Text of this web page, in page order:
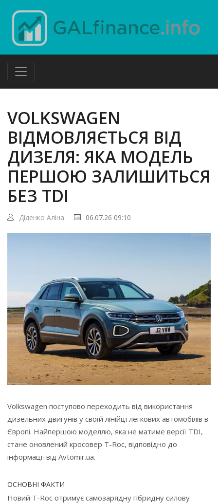
VOLKSWAGEN
ВІДМОВЛЯЄТЬСЯ ВІД
ДИЗЕЛЯ: ЯКА МОДЕЛЬ
ПЕРШОЮ ЗАЛИШИТЬСЯ
БЕЗ TDI
Діденко Аліна 06.07.26 09:10
Volkswagen поступово переходить від використання
дизельних двигунів у своїй лінійці легкових автомобілів в
Європі. Найпершою моделлю, яка не матиме версії TDI,
стане оновлений кросовер T-Roc, відповідно до
інформації від Avtomir.ua.
ОСНОВНІ ФАКТИ
Новий T-Roc отримує самозарядну гібридну силову